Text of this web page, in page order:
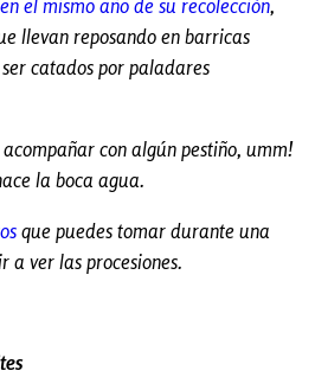
el mismo año de su recolección,
llevan reposando en barricas
catados por paladares
con algún pestiño, umm!
la boca agua.
que puedes tomar durante una
a ver las procesiones.